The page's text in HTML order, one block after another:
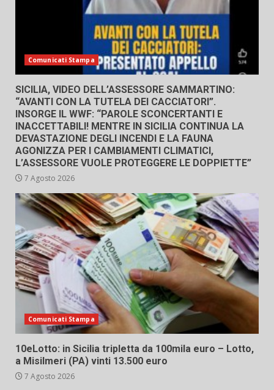
Comunicati Stampa
SICILIA, VIDEO DELL’ASSESSORE SAMMARTINO:
“AVANTI CON LA TUTELA DEI CACCIATORI”.
INSORGE IL WWF: “PAROLE SCONCERTANTI E
INACCETTABILI! MENTRE IN SICILIA CONTINUA LA
DEVASTAZIONE DEGLI INCENDI E LA FAUNA
AGONIZZA PER I CAMBIAMENTI CLIMATICI,
L’ASSESSORE VUOLE PROTEGGERE LE DOPPIETTE”
7 Agosto 2026
Comunicati Stampa
10eLotto: in Sicilia tripletta da 100mila euro – Lotto,
a Misilmeri (PA) vinti 13.500 euro
7 Agosto 2026